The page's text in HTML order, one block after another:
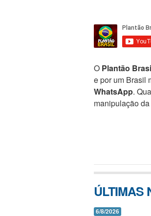
O Plantão
e por um Brasil
WhatsApp.
manipulação
ÚLTIMAS
6/8/2026